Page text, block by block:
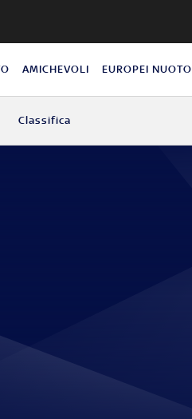
AMICHEVOLI EUROPEI NUOTO
Classifica